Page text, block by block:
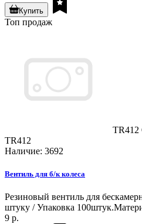
Купить
Топ продаж
TR412
TR412
Наличие: 3692
Вентиль для б/к колеса
Резиновый вентиль для
штуку / Упаковка
9 р.